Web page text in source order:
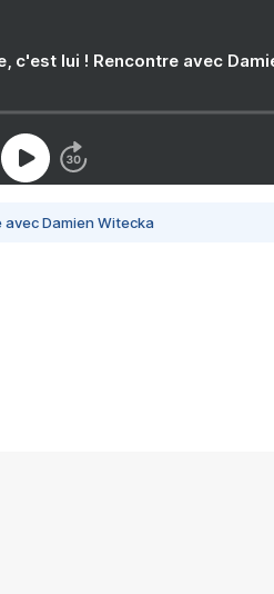
c'est lui ! Rencontre avec
Damien Witecka